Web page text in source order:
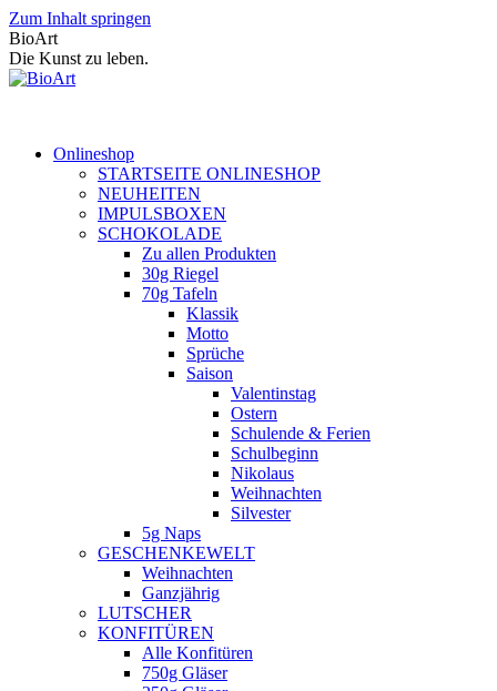
Zum Inhalt springen
BioArt
Die Kunst zu leben.
Onlineshop
STARTSEITE ONLINESHOP
NEUHEITEN
IMPULSBOXEN
SCHOKOLADE
Zu allen Produkten
30g Riegel
70g Tafeln
Klassik
Motto
Sprüche
Saison
Valentinstag
Ostern
Schulende & Ferien
Schulbeginn
Nikolaus
Weihnachten
Silvester
5g Naps
GESCHENKEWELT
Weihnachten
Ganzjährig
LUTSCHER
KONFITÜREN
Alle Konfitüren
750g Gläser